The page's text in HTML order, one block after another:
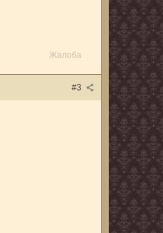
Жалоба
#3